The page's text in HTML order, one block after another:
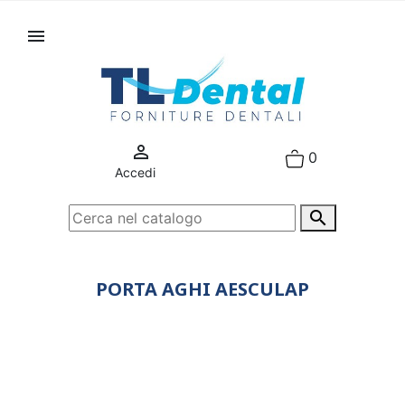



Accedi
0
PORTA AGHI AESCULAP